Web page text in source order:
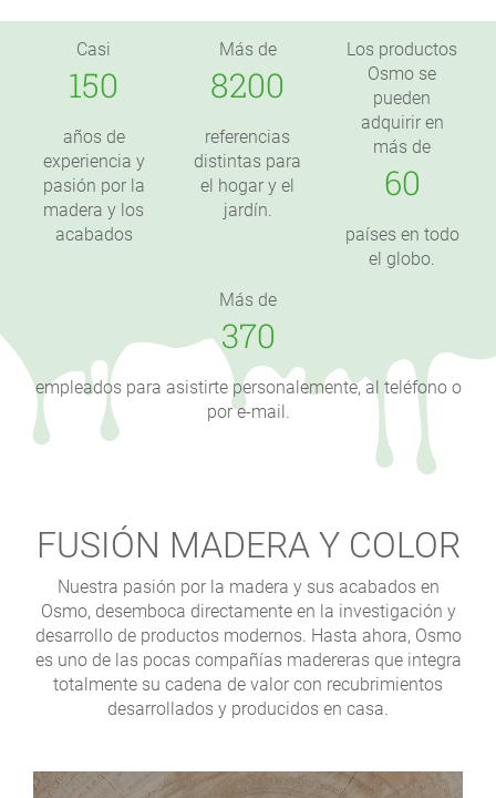
Casi
150
años de
experiencia y
pasión por la
madera y los
acabados
Más de
8200
referencias
distintas para
el hogar y el
jardín.
Los productos
Osmo se
pueden
adquirir en
más de
60
países en todo
el globo.
Más de
370
empleados para asistirte personalemente, al teléfono o
por e-mail.
FUSIÓN MADERA Y COLOR
Nuestra pasión por la madera y sus acabados en
Osmo, desemboca directamente en la investigación y
desarrollo de productos modernos. Hasta ahora, Osmo
es uno de las pocas compañías madereras que integra
totalmente su cadena de valor con recubrimientos
desarrollados y producidos en casa.